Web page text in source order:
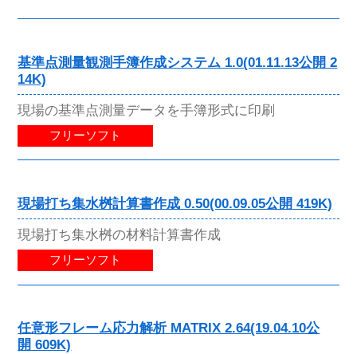
基準点測量観測手簿作成システム 1.0(01.11.13公開 2
14K)
現場の基準点測量データを手簿形式に印刷
フリーソフト
現場打ち集水桝計算書作成 0.50(00.09.05公開 419K)
現場打ち集水桝の材料計算書作成
フリーソフト
任意形フレーム応力解析 MATRIX 2.64(19.04.10公
開 609K)